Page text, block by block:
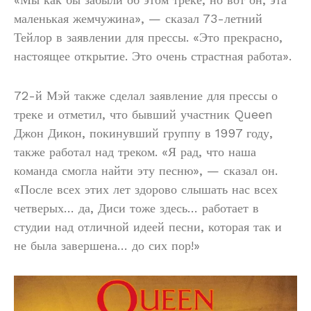
маленькая жемчужина», — сказал 73-летний
Тейлор в заявлении для прессы. «Это прекрасно,
настоящее открытие. Это очень страстная работа».
72-й Мэй также сделал заявление для прессы о
треке и отметил, что бывший участник Queen
Джон Дикон, покинувший группу в 1997 году,
также работал над треком. «Я рад, что наша
команда смогла найти эту песню», — сказал он.
«После всех этих лет здорово слышать нас всех
четверых… да, Диси тоже здесь… работает в
студии над отличной идеей песни, которая так и
не была завершена… до сих пор!»